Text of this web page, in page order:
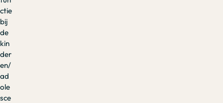
ctie
bij
de
kin
der
en/
ad
ole
sce